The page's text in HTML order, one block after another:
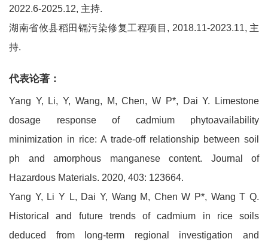
2022.6-2025.12, 主持.
湖南省攸县稻田镉污染修复工程项目, 2018.11-2023.11, 主
持.
代表论著：
Yang Y, Li, Y, Wang, M, Chen, W P*, Dai Y. Limestone
dosage response of cadmium phytoavailability
minimization in rice: A trade-off relationship between soil
ph and amorphous manganese content. Journal of
Hazardous Materials. 2020, 403: 123664.
Yang Y, Li Y L, Dai Y, Wang M, Chen W P*, Wang T Q.
Historical and future trends of cadmium in rice soils
deduced from long-term regional investigation and